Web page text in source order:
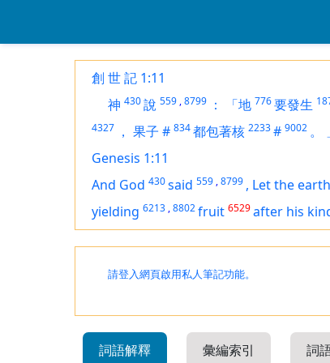
創 世 記 1:11
神 430說 559 ,8799 ： 「地 776要發生
4327 ， 果子 # 834都包著核 2233# 9002 。
Genesis 1:11
And God 430said 559 ,8799 , Let the earth
yielding 6213 ,8802fruit 6529after his
請登入網頁啟用私人筆記功能。
詞語解釋 彙編索引 詞